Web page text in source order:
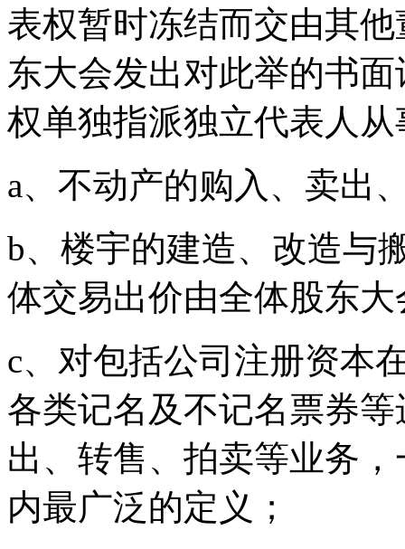
表权暂时冻结而交由其
东大会发出对此举的书
权单独指派独立代表人
a、不动产的购入、卖出
b、楼宇的建造、改造与
体交易出价由全体股东
c、对包括公司注册资本
各类记名及不记名票券
出、转售、拍卖等业务
内最广泛的定义；